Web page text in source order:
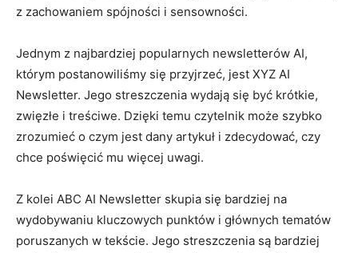
z zachowaniem‍ spójności i sensowności.
Jednym z najbardziej popularnych newsletterów AI,
którym postanowiliśmy ‍się przyjrzeć, jest​ XYZ AI
Newsletter. Jego ‍streszczenia⁤ wydają ⁤się być krótkie,
⁢zwięzłe ‌i treściwe.⁤ Dzięki temu‌ czytelnik może ⁢szybko
⁣zrozumieć o czym jest dany artykuł i zdecydować, czy
chce poświęcić mu więcej uwagi.
Z kolei ABC AI Newsletter skupia się bardziej na⁣
wydobywaniu kluczowych ⁣punktów i głównych tematów
poruszanych​ w ​tekście. Jego‌ streszczenia ⁣są bardziej